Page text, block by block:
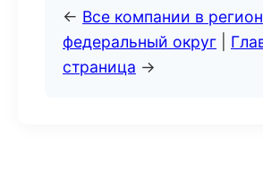
← Все компании в
федеральный округ
страница →